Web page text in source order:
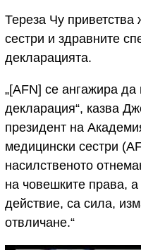
Тереза Чу
сестри и здравните
декларацията.
„[AFN] се ангажира
декларация“, казва
президент на
медицински сестри
насилственото
на човешките права,
действие, са сила,
отвличане.“